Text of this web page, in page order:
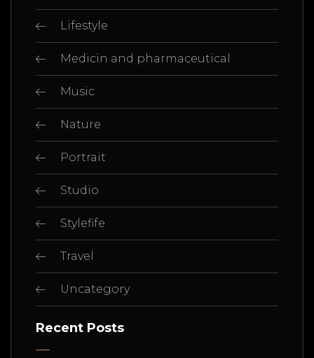
Lifestyle
Medicin and pharmaceutical
Music
Nature
Portrait
Studio
Stylefife
Travel
Uncategory
Recent Posts